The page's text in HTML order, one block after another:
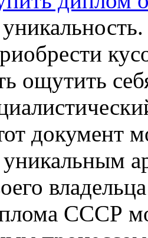
ощутить
документ
СССР